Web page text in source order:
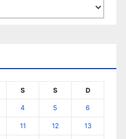
S S D
4 5 6
11 12 13